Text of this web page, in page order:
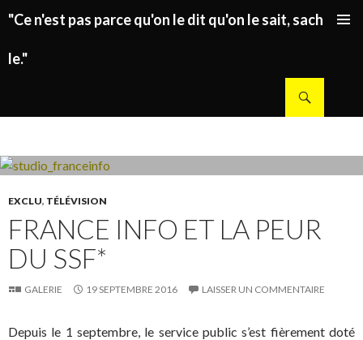
"Ce n'est pas parce qu'on le dit qu'on le sait, sachez
le."
EXCLU, TÉLÉVISION
FRANCE INFO ET LA PEUR
DU SSF*
GALERIE 19 SEPTEMBRE 2016 LAISSER UN COMMENTAIRE
Depuis le 1 septembre, le service public s’est fièrement doté